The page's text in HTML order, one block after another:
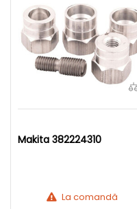
Makita 382224310
La comandă